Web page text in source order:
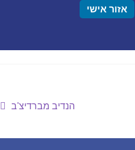
אזור אישי
הנדיב מברדיצ'ב